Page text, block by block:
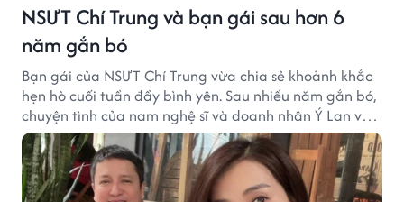
NSƯT Chí Trung và bạn gái sau hơn 6
năm gắn bó
Bạn gái của NSƯT Chí Trung vừa chia sẻ khoảnh khắc
hẹn hò cuối tuần đầy bình yên. Sau nhiều năm gắn bó,
chuyện tình của nam nghệ sĩ và doanh nhân Ý Lan vẫn
nhận được sự quan tâm từ công chúng.